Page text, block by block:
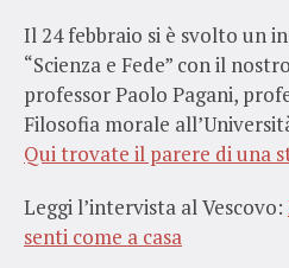
Il 24 febbraio si è svolto un
“Scienza e Fede” con il
professor Paolo Pagani,
Filosofia morale
Qui trovate il parere di una
Leggi l’intervista al Vescovo:
senti come a casa